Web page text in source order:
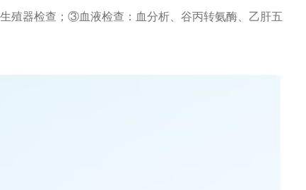
殖器检查；③血液检查：血分析、谷丙转氨酶、乙肝五